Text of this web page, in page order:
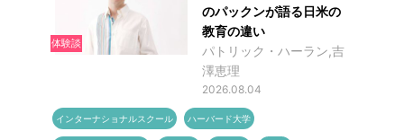
体験談
のパックンが語る日米の
教育の違い
パトリック・ハーラン,吉
澤恵理
2026.08.04
インターナショナルスクール ハーバード大学